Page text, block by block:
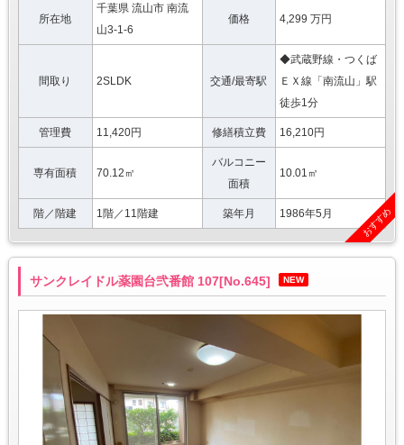
所在地
千葉県 流山市 南流
山3-1-6
価格 4,299 万円
間取り 2SLDK 交通/最寄駅
◆武蔵野線・つくば
ＥＸ線「南流山」駅
徒歩1分
管理費 11,420円 修繕積立費 16,210円
専有面積 70.12㎡
バルコニー
面積
10.01㎡
階／階建 1階／11階建 築年月 1986年5月 おすすめ
サンクレイドル薬園台弐番館 107[No.645] NEW